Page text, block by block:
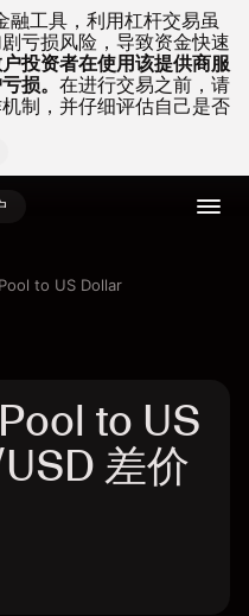
融工具，利用杠杆交易虽
亏损风险，导致资金快速
投资者在使用该提供商服
损。 在进行交易之前，请
制，并仔细评估自己是否
to US Dollar
to US
差价